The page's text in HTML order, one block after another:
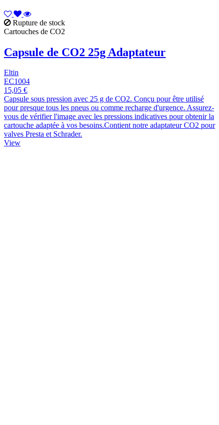
Rupture de stock
Cartouches de CO2
Capsule de CO2 25g Adaptateur
Eltin
EC1004
15,05 €
Capsule sous pression avec 25 g de CO2. Conçu pour être utilisé
pour presque tous les pneus ou comme recharge d'urgence. Assurez-
vous de vérifier l'image avec les pressions indicatives pour obtenir la
cartouche adaptée à vos besoins.Contient notre adaptateur CO2 pour
valves Presta et Schrader.
View